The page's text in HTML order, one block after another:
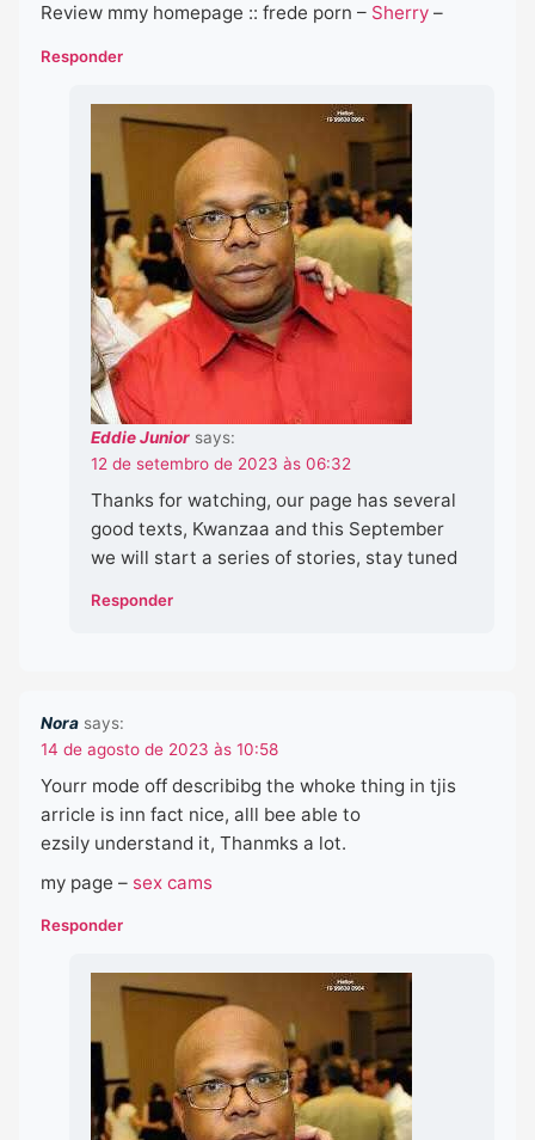
Review mmy homepage :: frede porn – Sherry –
Responder
Eddie Junior says:
12 de setembro de 2023 às 06:32
Thanks for watching, our page has several
good texts, Kwanzaa and this September
we will start a series of stories, stay tuned
Responder
Nora says:
14 de agosto de 2023 às 10:58
Yourr mode off describibg the whoke thing in tjis
arricle is inn fact nice, alll bee able to
ezsily understand it, Thanmks a lot.
my page – sex cams
Responder